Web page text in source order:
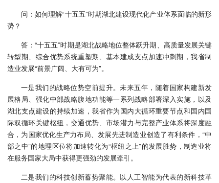
问：如何理解“十五五”时期湖北建设现代化产业体系面临的新形
势？
答：“十五五”时期是湖北战略地位整体跃升期、高质量发展关键
转型期、综合优势系统重塑期、基本建成支点加速冲刺期，我省制
造业发展“前景广阔、大有可为”。
一是我们的战略位势空前提升。未来五年，随着国家构建新发
展格局、强化中部战略腹地功能等一系列战略部署深入实施，以及
湖北支点建设的持续加速，我省作为国内大循环重要节点和国内国
际双循环关键枢纽，交通优势、市场潜力与完整产业体系将深度融
合，为国家优化生产力布局、发展先进制造业创造了有利条件，“中
部之中”的地理区位将加速转化为“枢纽之上”的发展胜势，制造业将
在服务国家大局中获得更强劲的发展牵引。
二是我们的科技创新蓄势聚能。以人工智能为代表的新科技革